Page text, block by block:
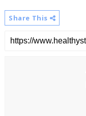
Share This